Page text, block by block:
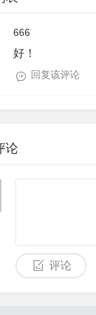
666
好！
回复该评论
论
评论